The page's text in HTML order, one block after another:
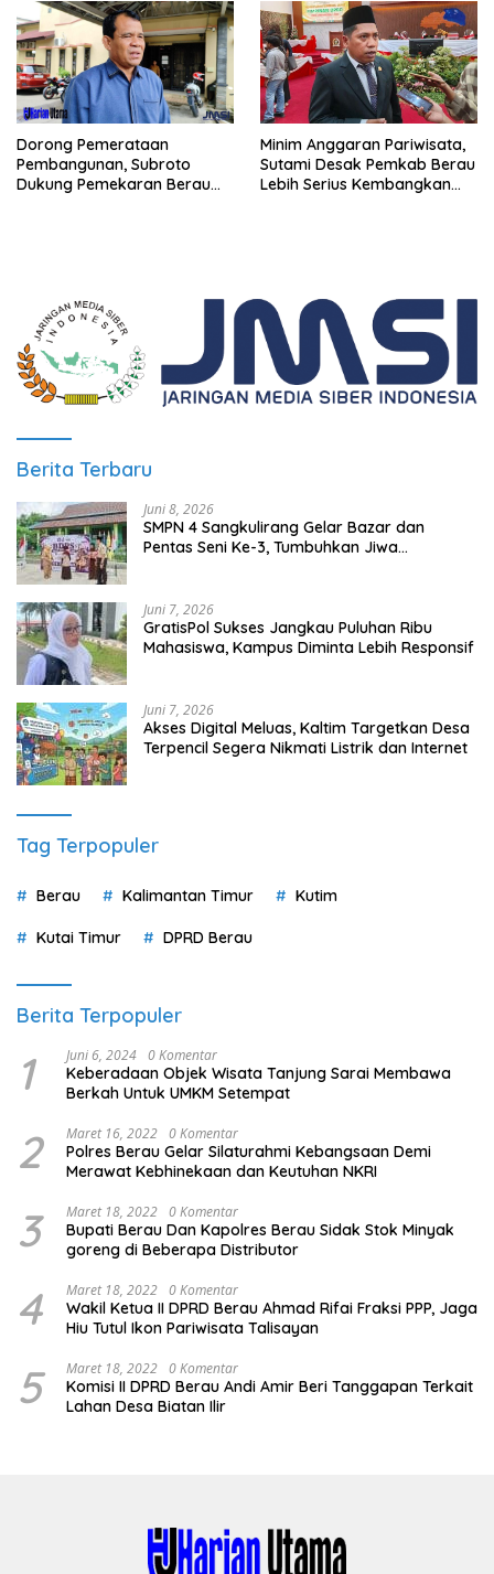
Dorong Pemerataan
Pembangunan, Subroto
Dukung Pemekaran Berau
Minim Anggaran Pariwisata,
Sutami Desak Pemkab Berau
Lebih Serius Kembangkan
Berita Terbaru
Juni 8, 2026
SMPN 4 Sangkulirang Gelar Bazar dan
Pentas Seni Ke-3, Tumbuhkan Jiwa
Juni 7, 2026
GratisPol Sukses Jangkau Puluhan Ribu
Mahasiswa, Kampus Diminta Lebih Responsif
Juni 7, 2026
Akses Digital Meluas, Kaltim Targetkan Desa
Terpencil Segera Nikmati Listrik dan Internet
Tag Terpopuler
Berau Kalimantan Timur Kutim
Kutai Timur DPRD Berau
Berita Terpopuler
1 Juni 6, 2024 0 Komentar
Keberadaan Objek Wisata Tanjung Sarai Membawa
Berkah Untuk UMKM Setempat
2 Maret 16, 2022 0 Komentar
Polres Berau Gelar Silaturahmi Kebangsaan Demi
Merawat Kebhinekaan dan Keutuhan NKRI
3 Maret 18, 2022 0 Komentar
Bupati Berau Dan Kapolres Berau Sidak Stok Minyak
goreng di Beberapa Distributor
4 Maret 18, 2022 0 Komentar
Wakil Ketua II DPRD Berau Ahmad Rifai Fraksi PPP, Jaga
Hiu Tutul Ikon Pariwisata Talisayan
5 Maret 18, 2022 0 Komentar
Komisi II DPRD Berau Andi Amir Beri Tanggapan Terkait
Lahan Desa Biatan Ilir